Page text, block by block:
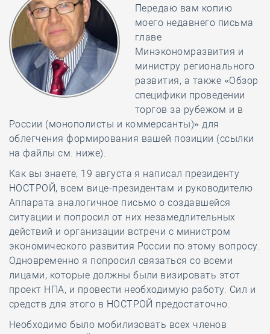
Передаю вам копию
моего недавнего письма
главе
Минэкономразвития и
министру регионального
развития, а также «Обзор
специфики проведении
торгов за рубежом и в
России (монополисты и коммерсанты)» для
облегчения формирования вашей позиции (ссылки
на файлы см. ниже).
Как вы знаете, 19 августа я написал президенту
НОСТРОЙ, всем вице-президентам и руководителю
Аппарата аналогичное письмо о создавшейся
ситуации и попросил от них незамедлительных
действий и организации встречи с министром
экономического развития России по этому вопросу.
Одновременно я попросил связаться со всеми
лицами, которые должны были визировать этот
проект НПА, и провести необходимую работу. Сил и
средств для этого в НОСТРОЙ предостаточно.
Необходимо было мобилизовать всех членов